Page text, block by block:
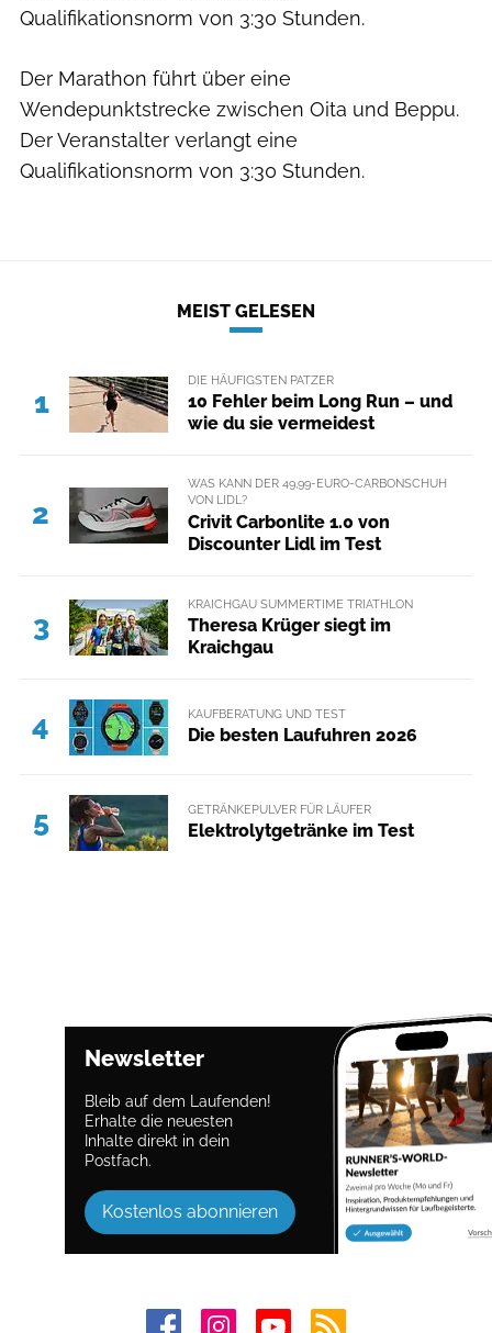
Qualifikationsnorm von 3:30 Stunden.
Der Marathon führt über eine
Wendepunktstrecke zwischen Oita und Beppu.
Der Veranstalter verlangt eine
Qualifikationsnorm von 3:30 Stunden.
MEIST GELESEN
1
DIE HÄUFIGSTEN PATZER
10 Fehler beim Long Run – und
wie du sie vermeidest
2
WAS KANN DER 49,99-EURO-CARBONSCHUH
VON LIDL?
Crivit Carbonlite 1.0 von
Discounter Lidl im Test
3
KRAICHGAU SUMMERTIME TRIATHLON
Theresa Krüger siegt im
Kraichgau
4 KAUFBERATUNG UND TEST
Die besten Laufuhren 2026
5 GETRÄNKEPULVER FÜR LÄUFER
Elektrolytgetränke im Test
Newsletter
Bleib auf dem Laufenden!
Erhalte die neuesten
Inhalte direkt in dein
Postfach.
Kostenlos abonnieren